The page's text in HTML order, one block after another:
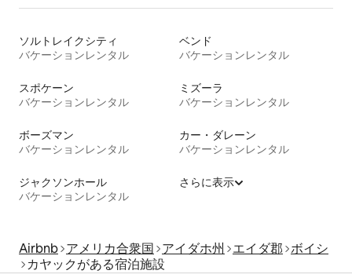
ソルトレイクシティ
バケーションレンタル
ベンド
バケーションレンタル
スポケーン
バケーションレンタル
ミズーラ
バケーションレンタル
ボーズマン
バケーションレンタル
カー・ダレーン
バケーションレンタル
ジャクソンホール
バケーションレンタル
さらに表示
Airbnb アメリカ合衆国 アイダホ州 エイダ郡 ボイシ
カヤックがある宿泊施設